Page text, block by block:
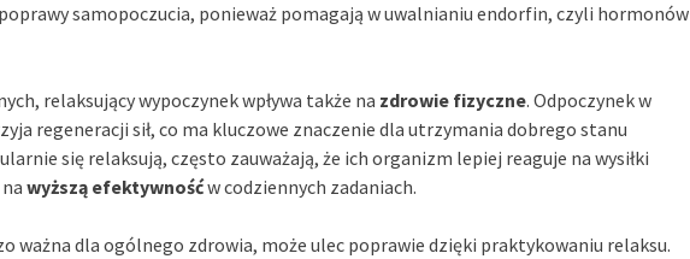
samopoczucia, ponieważ pomagają w uwalnianiu endorfin, czyli hormonów
relaksujący wypoczynek wpływa także na zdrowie fizyczne. Odpoczynek w
regeneracji sił, co ma kluczowe znaczenie dla utrzymania dobrego stanu
się relaksują, często zauważają, że ich organizm lepiej reaguje na wysiłki
wyższą efektywnośćw codziennych zadaniach.
ważna dla ogólnego zdrowia, może ulec poprawie dzięki praktykowaniu relaksu.